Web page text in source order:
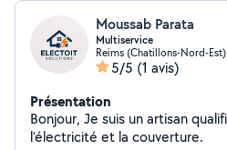
Moussab Parata
Multiservice
Reims (Chatillons-Nord-Est)
5/5 (1 avis)
Présentation
Bonjour, Je suis un artisan qualifié dans deux domaines
l'électricité et la couverture.